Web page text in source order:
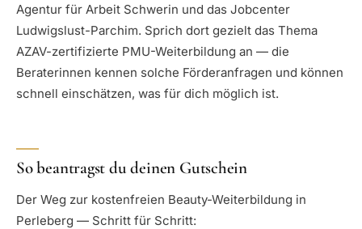
Agentur für Arbeit Schwerin und das Jobcenter
Ludwigslust-Parchim. Sprich dort gezielt das Thema
AZAV-zertifizierte PMU-Weiterbildung an — die
Beraterinnen kennen solche Förderanfragen und können
schnell einschätzen, was für dich möglich ist.
So beantragst du deinen Gutschein
Der Weg zur kostenfreien Beauty-Weiterbildung in
Perleberg — Schritt für Schritt: